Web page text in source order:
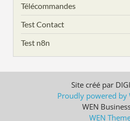
Télécommandes
Test Contact
Test n8n
Site créé par
Proudly powered by
WEN
WEN